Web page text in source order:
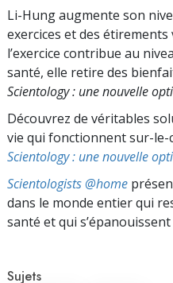
Li-Hung augmente son
exercices et des
l’exercice contribue au
santé, elle retire des
Scientology : une nouvelle
Découvrez de véritables
vie qui fonctionnent sur-le-
Scientology : une nouvelle
Scientologists @home
dans le monde entier qui
santé et qui s’épanouissent
Sujets